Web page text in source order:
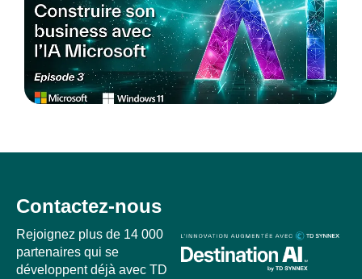
Contactez-nous
Rejoignez plus de 14 000
partenaires qui se
développent déjà avec TD